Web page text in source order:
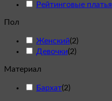
Рейтинговые платья
Пол
Женский(2)
Девочки(2)
Материал
Бархат(2)